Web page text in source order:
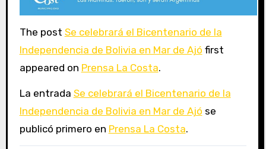
The post Se celebrará el Bicentenario de la
Independencia de Bolivia en Mar de Ajó first
appeared on Prensa La Costa.
La entrada Se celebrará el Bicentenario de la
Independencia de Bolivia en Mar de Ajó se
publicó primero en Prensa La Costa.